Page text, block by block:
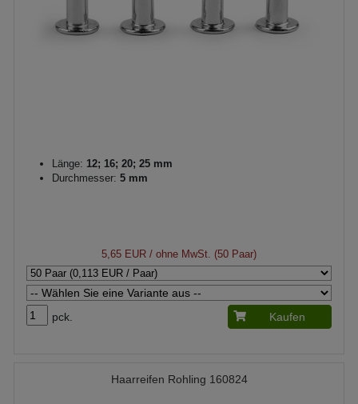
Länge: 12; 16; 20; 25 mm
Durchmesser: 5 mm
5,65 EUR / ohne MwSt. (50 Paar)
pck. Kaufen
Haarreifen Rohling 160824